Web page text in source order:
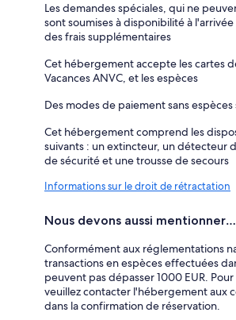
Les demandes spéciales, qui ne
sont soumises à disponibilité à
des frais supplémentaires
Cet hébergement accepte les cartes
Vacances ANVC, et les espèces
Des modes de paiement sans
Cet hébergement comprend les
suivants : un extincteur, un détecteur
de sécurité et une trousse de secours
Informations sur le droit de rétractation
Nous devons aussi mentionner…
Conformément aux réglementations
transactions en espèces effectuées
peuvent pas dépasser 1000 EUR.
veuillez contacter l'hébergement aux
dans la confirmation de réservation.